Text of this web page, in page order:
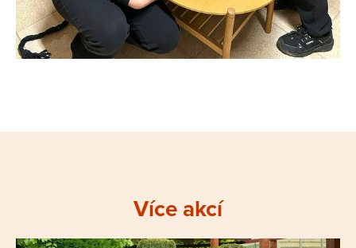
Více akcí